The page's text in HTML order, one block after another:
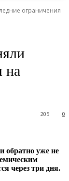
ограничения
на
0
205
обратно уже не
через три дня.